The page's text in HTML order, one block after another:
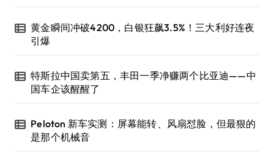
黄金瞬间冲破4200，白银狂飙3.5%！三大利好连夜
引爆
特斯拉中国卖第五，丰田一季净赚两个比亚迪——中
国车企该醒醒了
Peloton 新车实测：屏幕能转、风扇怼脸，但最狠的
是那个机械音